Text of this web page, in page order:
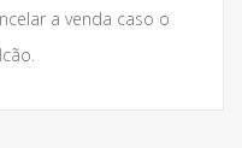
a venda caso o